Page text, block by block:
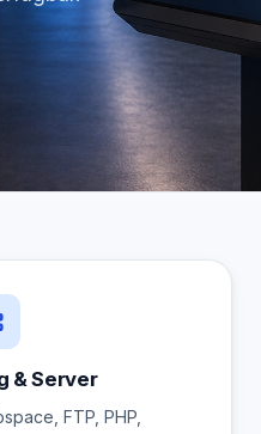
& Server
FTP, PHP,